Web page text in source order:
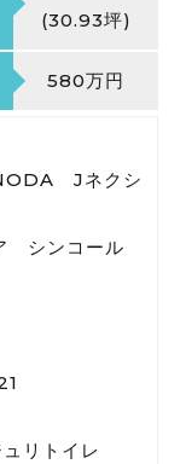
(30.93坪)
580万円
Jネクシ
シンコール
リトイレ